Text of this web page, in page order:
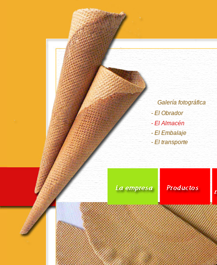
Galería fotográfica
- El Obrador
- El Almacén
- El Embalaje
- El transporte